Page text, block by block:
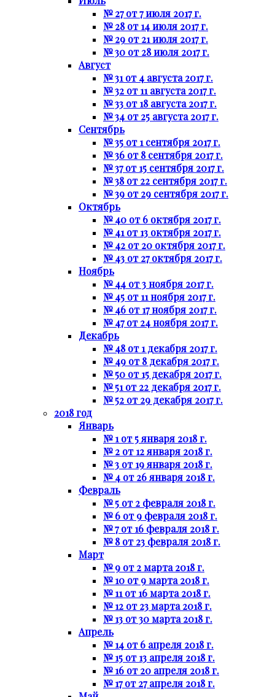
№ 27 от 7 июля 2017 г.
№ 28 от 14 июля 2017 г.
№ 29 от 21 июля 2017 г.
№ 30 от 28 июля 2017 г.
Август
№ 31 от 4 августа 2017 г.
№ 32 от 11 августа 2017 г.
№ 33 от 18 августа 2017 г.
№ 34 от 25 августа 2017 г.
Сентябрь
№ 35 от 1 сентября 2017 г.
№ 36 от 8 сентября 2017 г.
№ 37 от 15 сентября 2017 г.
№ 38 от 22 сентября 2017 г.
№ 39 от 29 сентября 2017 г.
Октябрь
№ 40 от 6 октября 2017 г.
№ 41 от 13 октября 2017 г.
№ 42 от 20 октября 2017 г.
№ 43 от 27 октября 2017 г.
Ноябрь
№ 44 от 3 ноября 2017 г.
№ 45 от 11 ноября 2017 г.
№ 46 от 17 ноября 2017 г.
№ 47 от 24 ноября 2017 г.
Декабрь
№ 48 от 1 декабря 2017 г.
№ 49 от 8 декабря 2017 г.
№ 50 от 15 декабря 2017 г.
№ 51 от 22 декабря 2017 г.
№ 52 от 29 декабря 2017 г.
2018 год
Январь
№ 1 от 5 января 2018 г.
№ 2 от 12 января 2018 г.
№ 3 от 19 января 2018 г.
№ 4 от 26 января 2018 г.
Февраль
№ 5 от 2 февраля 2018 г.
№ 6 от 9 февраля 2018 г.
№ 7 от 16 февраля 2018 г.
№ 8 от 23 февраля 2018 г.
Март
№ 9 от 2 марта 2018 г.
№ 10 от 9 марта 2018 г.
№ 11 от 16 марта 2018 г.
№ 12 от 23 марта 2018 г.
№ 13 от 30 марта 2018 г.
Апрель
№ 14 от 6 апреля 2018 г.
№ 15 от 13 апреля 2018 г.
№ 16 от 20 апреля 2018 г.
№ 17 от 27 апреля 2018 г.